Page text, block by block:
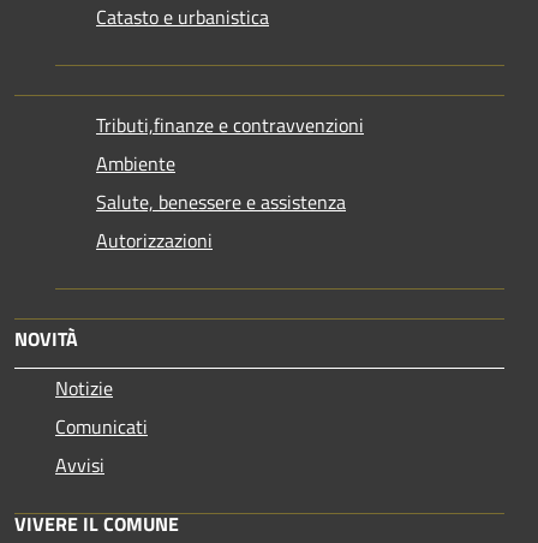
Catasto e urbanistica
Tributi,finanze e contravvenzioni
Ambiente
Salute, benessere e assistenza
Autorizzazioni
NOVITÀ
Notizie
Comunicati
Avvisi
VIVERE IL COMUNE